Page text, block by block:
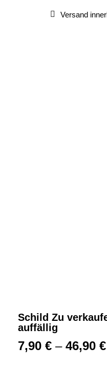
Versand
Schild Zu
auffällig
7,90 € – 46,90 €